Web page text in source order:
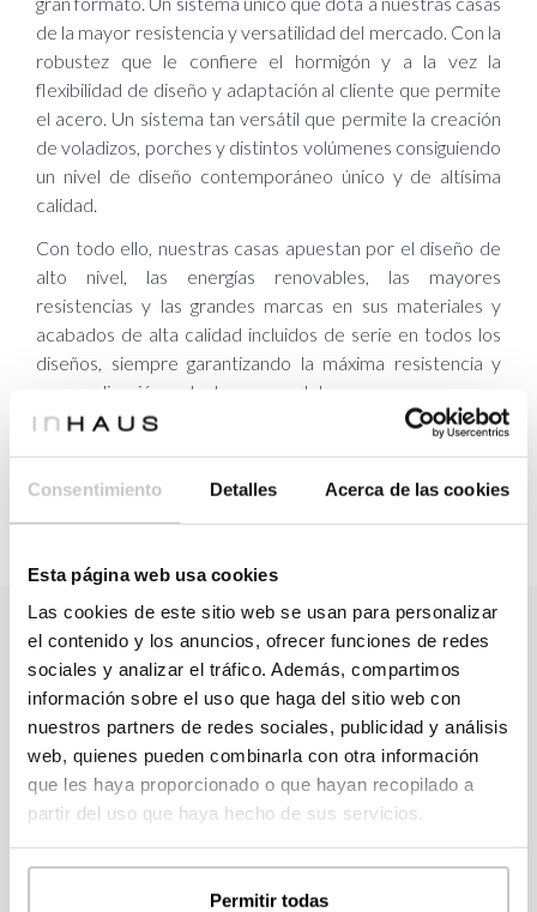
Consentimiento Detalles Acerca de las cookies
Esta página web usa cookies
Las cookies de este sitio web se usan para personalizar
el contenido y los anuncios, ofrecer funciones de redes
sociales y analizar el tráfico. Además, compartimos
información sobre el uso que haga del sitio web con
nuestros partners de redes sociales, publicidad y análisis
web, quienes pueden combinarla con otra información
que les haya proporcionado o que hayan recopilado a
partir del uso que haya hecho de sus servicios.
Permitir todas
de la mayor resistencia y versatilidad del mercado. Con la
robustez que le confiere el hormigón y a la vez la
flexibilidad de diseño y adaptación al cliente que permite
el acero. Un sistema tan versátil que permite la creación
de voladizos, porches y distintos volúmenes consiguiendo
un nivel de diseño contemporáneo único y de altísima
calidad.
Con todo ello, nuestras casas apuestan por el diseño de
alto nivel, las energías renovables, las mayores
resistencias y las grandes marcas en sus materiales y
acabados de alta calidad incluidos de serie en todos los
diseños, siempre garantizando la máxima resistencia y
personalización en todos sus modelos.
¿A que esperas para conocer La marca de las
casas? Bienvenido a casas inHAUS.
Contacta con nosotros
Tanto si eres particular como profesional, no dudes
en contactar con nosotros para ampliar información,
pedir presupuesto personalizado o realizar cualquier
consulta.